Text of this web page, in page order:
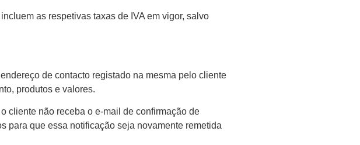
as respetivas taxas de IVA em vigor, salvo
de contacto registado na mesma pelo cliente
produtos e valores.
cliente não receba o e-mail de confirmação de
para que essa notificação seja novamente remetida